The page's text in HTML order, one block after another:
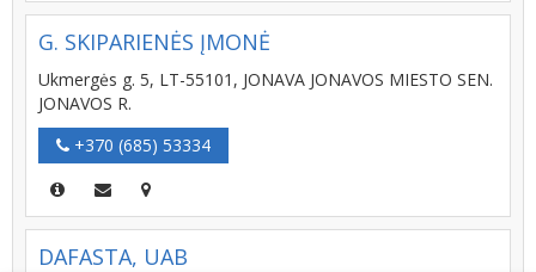
G. SKIPARIENĖS ĮMONĖ
Ukmergės g. 5, LT-55101, JONAVA JONAVOS MIESTO SEN.
JONAVOS R.
+370 (685) 53334
DAFASTA, UAB